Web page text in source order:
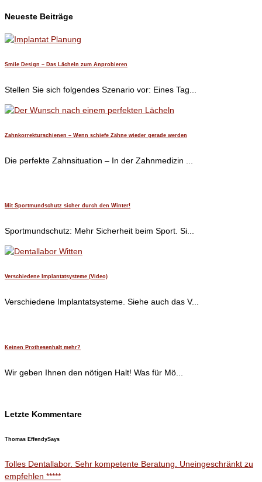
Neueste Beiträge
Smile Design – Das Lächeln zum Anprobieren
Stellen Sie sich folgendes Szenario vor: Eines Tag...
Zahnkorrekturschienen – Wenn schiefe Zähne wieder gerade werden
Die perfekte Zahnsituation – In der Zahnmedizin ...
Mit Sportmundschutz sicher durch den Winter!
Sportmundschutz: Mehr Sicherheit beim Sport. Si...
Verschiedene Implantatsysteme (Video)
Verschiedene Implantatsysteme. Siehe auch das V...
Keinen Prothesenhalt mehr?
Wir geben Ihnen den nötigen Halt! Was für Mö...
Letzte Kommentare
Thomas EffendySays
Tolles Dentallabor. Sehr kompetente Beratung. Uneingeschränkt zu
empfehlen *****